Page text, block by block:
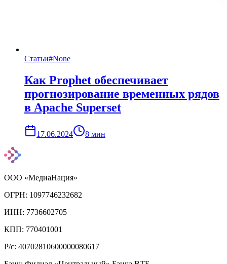
Статьи#None
Как Prophet обеспечивает
прогнозирование временных рядов
в Apache Superset
17.06.2024 8 мин
ООО «МедиаНация»
ОГРН: 1097746232682
ИНН: 7736602705
КПП: 770401001
Р/с: 40702810600000080617